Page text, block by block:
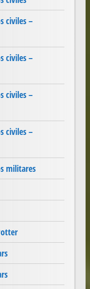
civiles –
civiles –
civiles –
civiles –
militares